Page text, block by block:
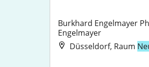
Burkhard Engelmayer
Engelmayer
Düsseldorf, Raum